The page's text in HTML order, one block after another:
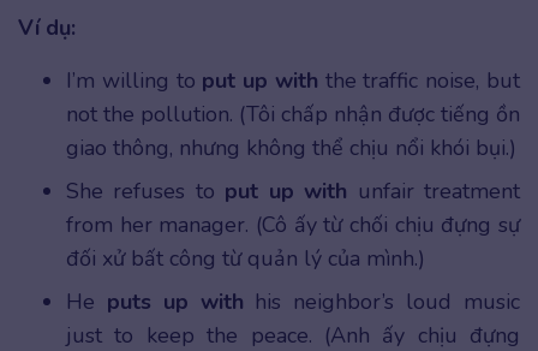
Ví dụ:
I’m willing to put up with the traffic noise, but
not the pollution. (Tôi chấp nhận được tiếng ồn
giao thông, nhưng không thể chịu nổi khói bụi.)
She refuses to put up with unfair treatment
from her manager. (Cô ấy từ chối chịu đựng sự
đối xử bất công từ quản lý của mình.)
He puts up with his neighbor’s loud music
just to keep the peace. (Anh ấy chịu đựng